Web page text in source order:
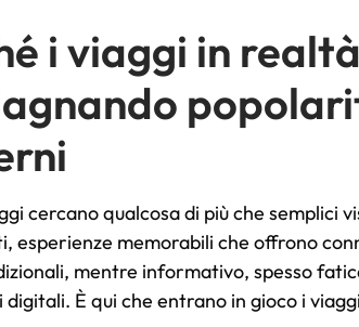
i viaggi in
cercano qualcosa di più che semplici
esperienze memorabili che offrono
mentre informativo, spesso
digitali. È qui che entrano in gioco i